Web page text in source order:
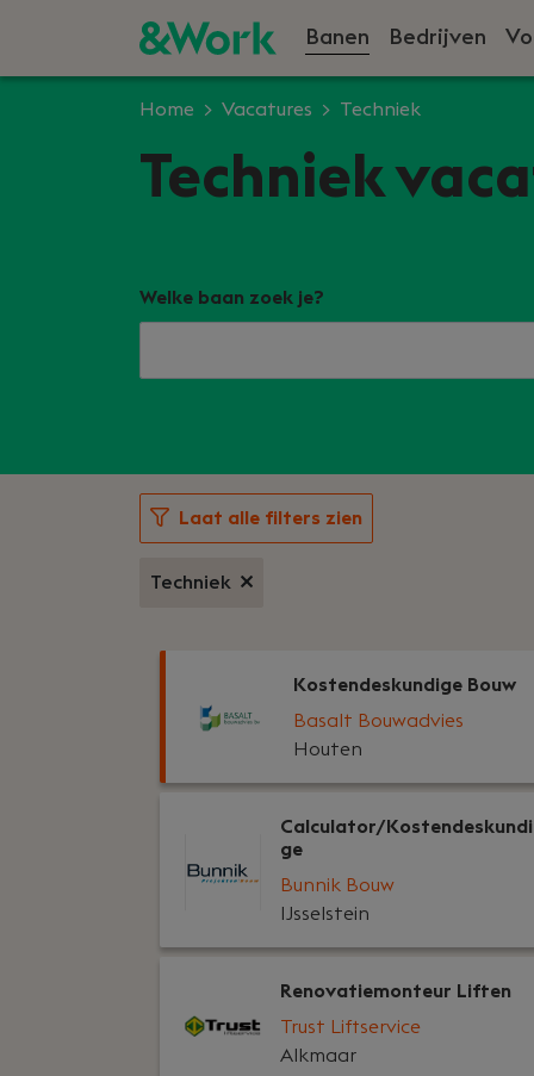
Banen Bedrijven
Home Vacatures Techniek
Techniek
Welke baan zoek je?
Laat alle filters zien
Techniek
Kostendeskundige Bouw
Basalt Bouwadvies
Houten
Calculator/Kostendeskundi
ge
Bunnik Bouw
IJsselstein
Renovatiemonteur Liften
Trust Liftservice
Alkmaar